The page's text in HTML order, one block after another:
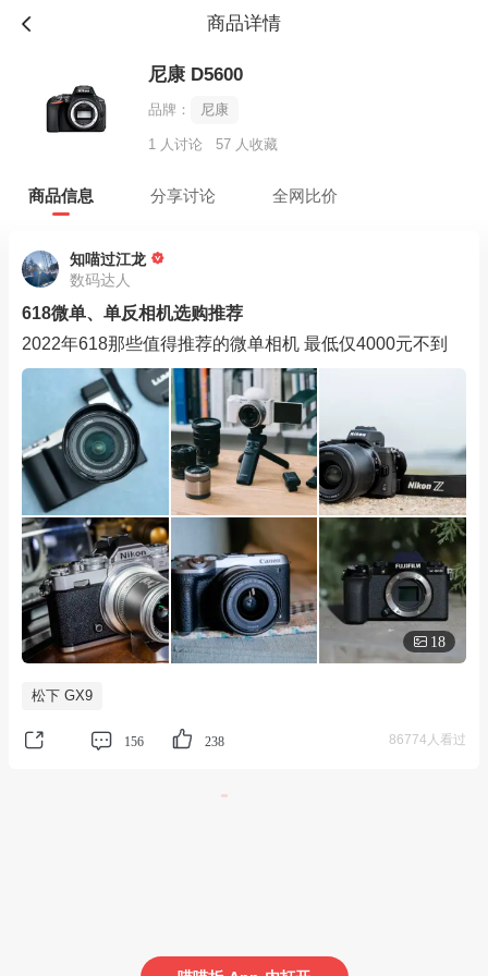
商品详情
尼康 D5600
品牌： 尼康
1 人讨论 57 人收藏
商品信息 分享讨论 全网比价
知喵过江龙
数码达人
618微单、单反相机选购推荐
2022年618那些值得推荐的微单相机 最低仅4000元不到
18
松下 GX9
156 238 86774人看过